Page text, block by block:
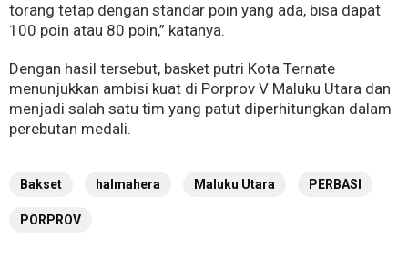
torang tetap dengan standar poin yang ada, bisa dapat
100 poin atau 80 poin,” katanya.
Dengan hasil tersebut, basket putri Kota Ternate
menunjukkan ambisi kuat di Porprov V Maluku Utara dan
menjadi salah satu tim yang patut diperhitungkan dalam
perebutan medali.
Bakset halmahera Maluku Utara PERBASI
PORPROV